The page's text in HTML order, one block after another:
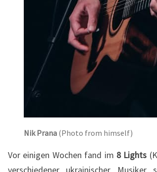
Nik Prana (Photo from himself)
Vor einigen Wochen fand im 8 Lights